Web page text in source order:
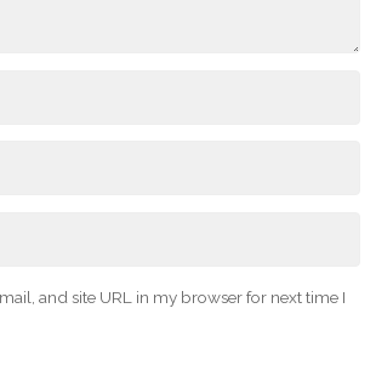
and site URL in my browser for next time I